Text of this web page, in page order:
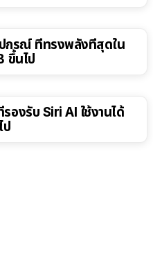
กรณ์ ที่ทรงพลังที่สุดใน
ขึ้นไป
งรับ Siri AI ใช้งานได้
ป